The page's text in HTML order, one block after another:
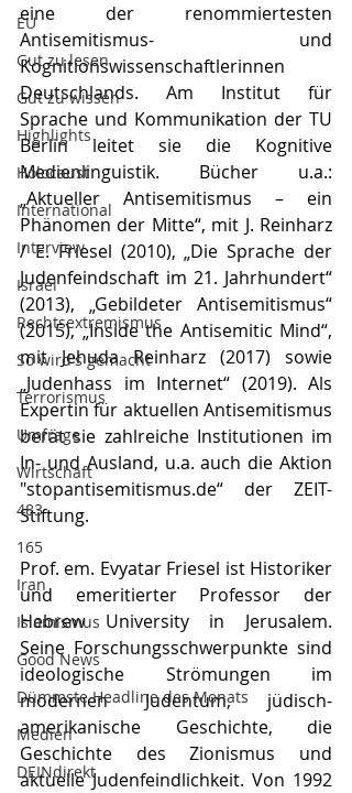
EU
Gut zu lesen
Gut zu wissen
Highlights
Holocaust
International
Interview
Israel
Rechtsextremismus
So wird's gemacht
Terrorismus
Umfrage
Wirtschaft
483
165
Iran
Islamismus
Good News
Dümmste Headline des Monats
Medien
DEINdirekt
eine der renommiertesten
Antisemitismus- und
Kognitionswissenschaftlerinnen
Deutschlands. Am Institut für
Sprache und Kommunikation der TU
Berlin leitet sie die Kognitive
Medienlinguistik. Bücher u.a.:
„Aktueller Antisemitismus – ein
Phänomen der Mitte“, mit J. Reinharz
/ E. Friesel (2010), „Die Sprache der
Judenfeindschaft im 21. Jahrhundert“
(2013), „Gebildeter Antisemitismus“
(2015), „Inside the Antisemitic Mind“,
mit Jehuda Reinharz (2017) sowie
„Judenhass im Internet“ (2019). Als
Expertin für aktuellen Antisemitismus
berät sie zahlreiche Institutionen im
In- und Ausland, u.a. auch die Aktion
"stopantisemitismus.de“ der ZEIT-
Stiftung.
Prof. em. Evyatar Friesel ist Historiker
und emeritierter Professor der
Hebrew University in Jerusalem.
Seine Forschungsschwerpunkte sind
ideologische Strömungen im
modernen Judentum, jüdisch-
amerikanische Geschichte, die
Geschichte des Zionismus und
aktuelle Judenfeindlichkeit. Von 1992